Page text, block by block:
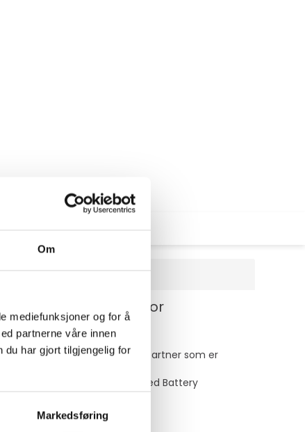
Om
mediefunksjoner og for å
partnerne våre innen
du har gjort tilgjengelig for
Markedsføring
(for
er en ekte forretningspartner som er
Your Drive og/eller Sealed Battery